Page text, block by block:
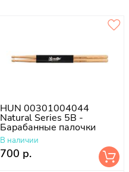
HUN 00301004044
Natural Series 5B -
Барабанные палочки
В наличии
700 р.